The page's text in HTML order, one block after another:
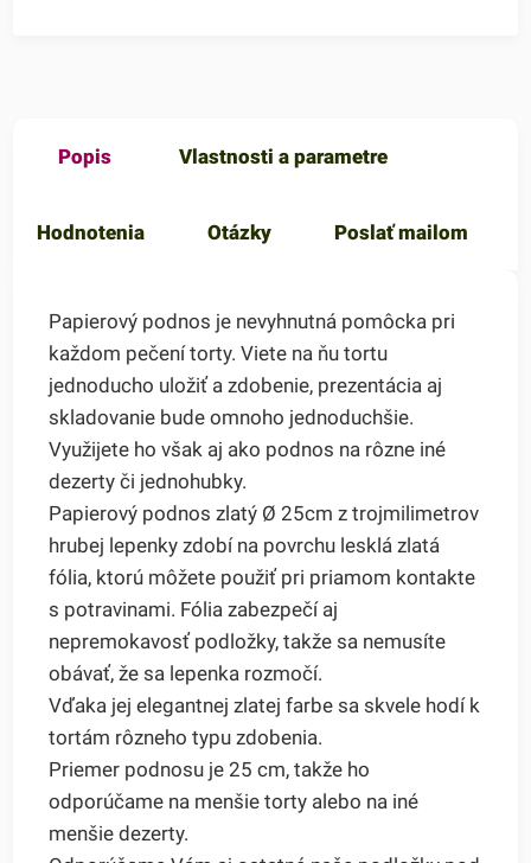
Popis Vlastnosti a parametre
Hodnotenia Otázky Poslať mailom
Papierový podnos je nevyhnutná pomôcka pri
každom pečení torty. Viete na ňu tortu
jednoducho uložiť a zdobenie, prezentácia aj
skladovanie bude omnoho jednoduchšie.
Využijete ho však aj ako podnos na rôzne iné
dezerty či jednohubky.
Papierový podnos zlatý Ø 25cm z trojmilimetrov
hrubej lepenky zdobí na povrchu lesklá zlatá
fólia, ktorú môžete použiť pri priamom kontakte
s potravinami. Fólia zabezpečí aj
nepremokavosť podložky, takže sa nemusíte
obávať, že sa lepenka rozmočí.
Vďaka jej elegantnej zlatej farbe sa skvele hodí k
tortám rôzneho typu zdobenia.
Priemer podnosu je 25 cm, takže ho
odporúčame na menšie torty alebo na iné
menšie dezerty.